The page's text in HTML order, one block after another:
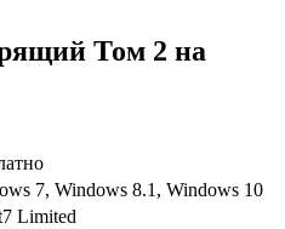
Том 2 на
7, Windows 8.1, Windows 10
Limited